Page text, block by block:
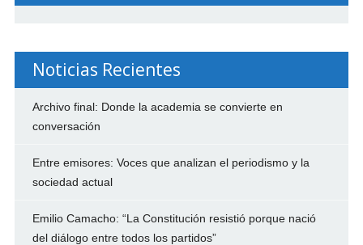
Noticias Recientes
Archivo final: Donde la academia se convierte en
conversación
Entre emisores: Voces que analizan el periodismo y la
sociedad actual
Emilio Camacho: “La Constitución resistió porque nació
del diálogo entre todos los partidos”